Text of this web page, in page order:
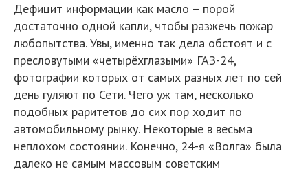
Дефицит информации как масло – порой
достаточно одной капли, чтобы разжечь пожар
любопытства. Увы, именно так дела обстоят и с
пресловутыми «четырёхглазыми» ГАЗ-24,
фотографии которых от самых разных лет по сей
день гуляют по Сети. Чего уж там, несколько
подобных раритетов до сих пор ходит по
автомобильному рынку. Некоторые в весьма
неплохом состоянии. Конечно, 24-я «Волга» была
далеко не самым массовым советским